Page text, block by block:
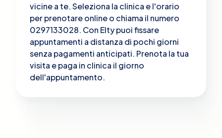
vicine a te. Seleziona la clinica e l'orario
per prenotare online o chiama il numero
0297133028. Con Elty puoi fissare
appuntamenti a distanza di pochi giorni
senza pagamenti anticipati. Prenota la tua
visita e paga in clinica il giorno
dell'appuntamento.